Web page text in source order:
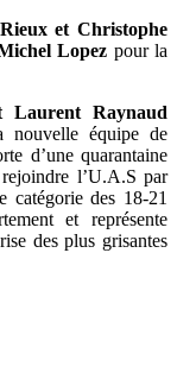
et Christophe
Lopez pour la
Laurent Raynaud
nouvelle équipe de
d’une quarantaine
l’U.A.S par
catégorie des 18-21
et représente
des plus grisantes